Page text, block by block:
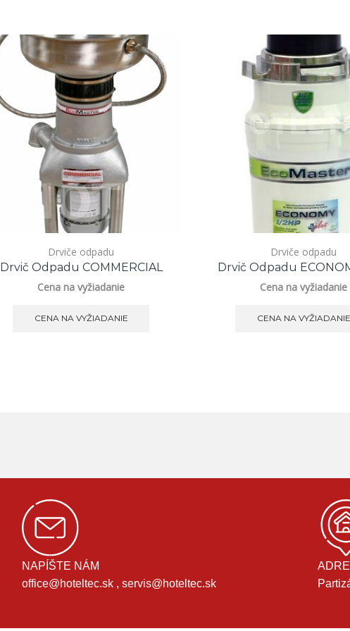
Drviče odpadu
Drvič Odpadu COMMERCIAL
Cena na vyžiadanie
CENA NA VYŽIADANIE
Drviče odpadu
Drvič Odpadu
Cena na vyžiadanie
CENA NA VYŽIADANIE
NAPÍŠTE NÁM
office@hoteltec.sk , servis@hoteltec.sk